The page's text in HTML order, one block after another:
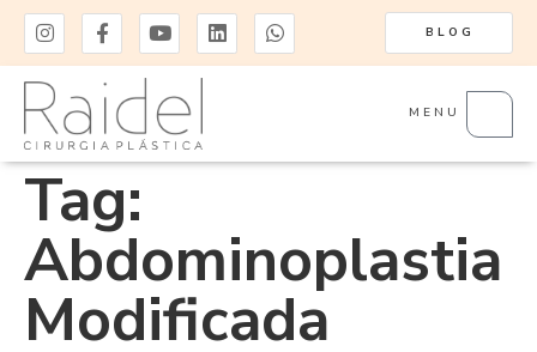
BLOG
MENU
Tag:
Abdominoplastia
Modificada